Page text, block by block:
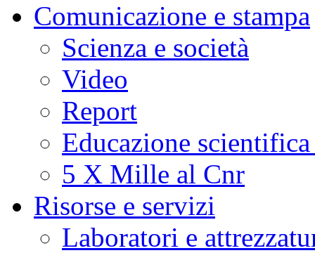
Comunicazione e stampa
Scienza e società
Video
Report
Educazione
5 X Mille al Cnr
Risorse e servizi
Laboratori e